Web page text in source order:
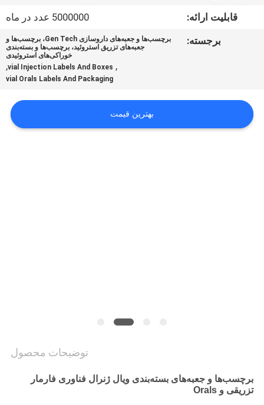
موارد
قابلیت ارائه:
5000000 عدد در ماه
برجسته:
برچسب‌ها و جعبه‌های داروسازی Gen Tech، برچسب‌ها و
جعبه‌های تزریق استروئید، برچسب‌ها و بسته‌بندی
خوراکی‌های استروئیدی
,
vial Injection Labels And Boxes
,
vial Orals Labels And Packaging
بهترین قیمت
توضیحات محصول
برچسب‌ها و جعبه‌های بسته‌بندی ویال ژنرال فناوری فارمار
تزریقی و Orals